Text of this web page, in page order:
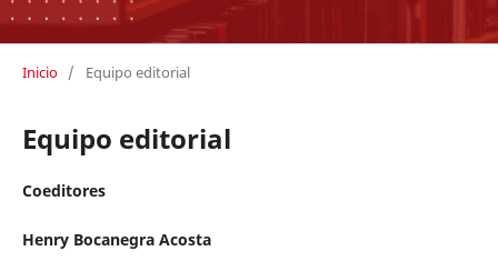
Inicio / Equipo editorial
Equipo editorial
Coeditores
Henry Bocanegra Acosta